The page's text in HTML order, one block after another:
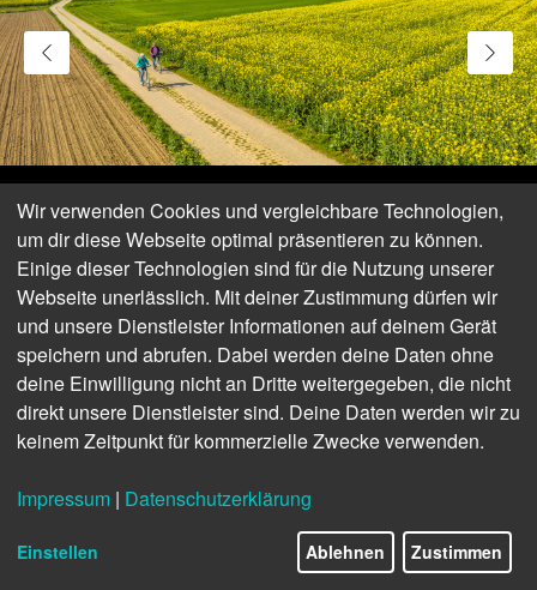
seinen schönen Ausblicken, Natursteinviadukten, Tunneln und
Skulpturen entlang des Weges bietet der Radweg ein
abwechslungsreiches Erlebnis für die ganze Familie. | Angebot:
Wir verwenden Cookies und vergleichbare Technologien,
um dir diese Webseite optimal präsentieren zu können.
Einige dieser Technologien sind für die Nutzung unserer
Webseite unerlässlich. Mit deiner Zustimmung dürfen wir
und unsere Dienstleister Informationen auf deinem Gerät
speichern und abrufen. Dabei werden deine Daten ohne
deine Einwilligung nicht an Dritte weitergegeben, die nicht
direkt unsere Dienstleister sind. Deine Daten werden wir zu
keinem Zeitpunkt für kommerzielle Zwecke verwenden.
Impressum | Datenschutzerklärung
Einstellen Ablehnen Zustimmen